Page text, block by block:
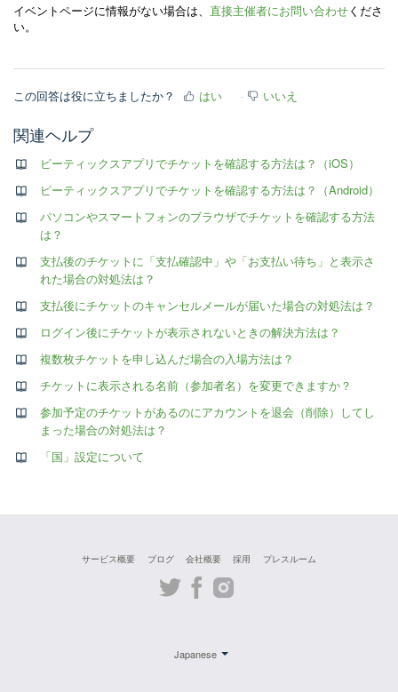
イベントページに情報がない場合は、 直接主催者にお問い合わせくださ
い。
この回答は役に立ちましたか？ はい いいえ
関連ヘルプ
ピーティックスアプリでチケットを確認する方法は？（iOS）
ピーティックスアプリでチケットを確認する方法は？（Android）
パソコンやスマートフォンのブラウザでチケットを確認する方法
は？
支払後のチケットに「支払確認中」や「お支払い待ち」と表示さ
れた場合の対処法は？
支払後にチケットのキャンセルメールが届いた場合の対処法は？
ログイン後にチケットが表示されないときの解決方法は？
複数枚チケットを申し込んだ場合の入場方法は？
チケットに表示される名前（参加者名）を変更できますか？
参加予定のチケットがあるのにアカウントを退会（削除）してし
まった場合の対処法は？
「国」設定について
サービス概要 ブログ 会社概要 採用 プレスルーム
TwitterFacebookInstagram
Japanese